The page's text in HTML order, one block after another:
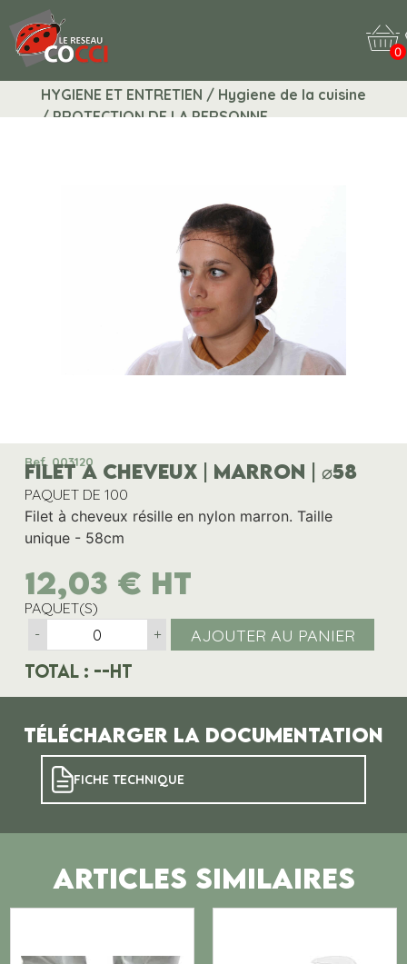
0
HYGIENE ET ENTRETIEN / Hygiene de la cuisine
/ PROTECTION DE LA PERSONNE
Ref. 003120
FILET A CHEVEUX | MARRON | ⌀58
PAQUET DE 100
Filet à cheveux résille en nylon marron. Taille
unique - 58cm
12,03 € HT
PAQUET(S)
-
+ AJOUTER AU PANIER
Total : --HT
Télécharger la documentation
FICHE TECHNIQUE
ARTICLES SIMILAIRES